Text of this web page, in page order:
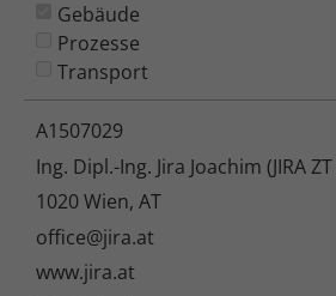
Gebäude
Prozesse
Transport
A1507029
Ing. Dipl.-Ing. Jira Joachim (JIRA
1020 Wien, AT
office@jira.at
www.jira.at